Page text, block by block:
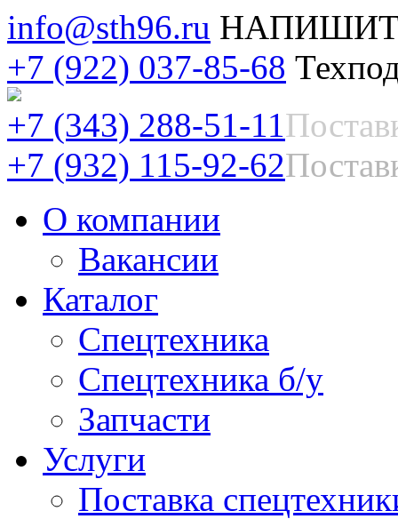
info@sth96.ru
+7 (922) 037-85-68
+7 (343) 288-51-11
+7 (932) 115-92-62
О компании
Вакансии
Каталог
Спецтехника
Спецтехника б/у
Запчасти
Услуги
Поставка